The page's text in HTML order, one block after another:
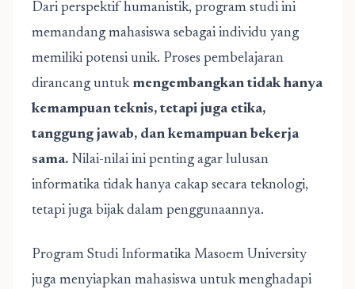
Dari perspektif humanistik, program studi ini
memandang mahasiswa sebagai individu yang
memiliki potensi unik. Proses pembelajaran
dirancang untuk mengembangkan tidak hanya
kemampuan teknis, tetapi juga etika,
tanggung jawab, dan kemampuan bekerja
sama. Nilai-nilai ini penting agar lulusan
informatika tidak hanya cakap secara teknologi,
tetapi juga bijak dalam penggunaannya.
Program Studi Informatika Masoem University
juga menyiapkan mahasiswa untuk menghadapi